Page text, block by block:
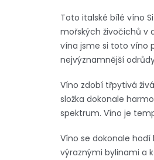
Toto italské bílé víno
mořských živočichů v
vína jsme si toto víno
nejvýznamnější
Víno zdobí třpytivá
složka dokonale
spektrum. Víno je
Víno se dokonale
výraznými bylinami a